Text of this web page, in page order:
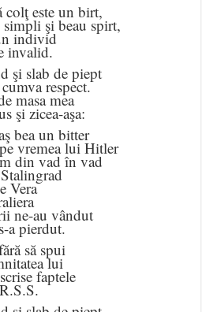
colţ este un birt,
şi beau spirt,
individ
invalid.
şi slab de piept
respect.
masa mea
şi zicea-aşa:
bea un bitter
vremea lui Hitler
din vad în vad
Vera
ne-au vândut
a pierdut.
să spui
lui
faptele